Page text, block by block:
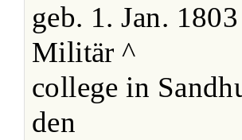
geb. 1. Jan.
Militär ^
college in
den